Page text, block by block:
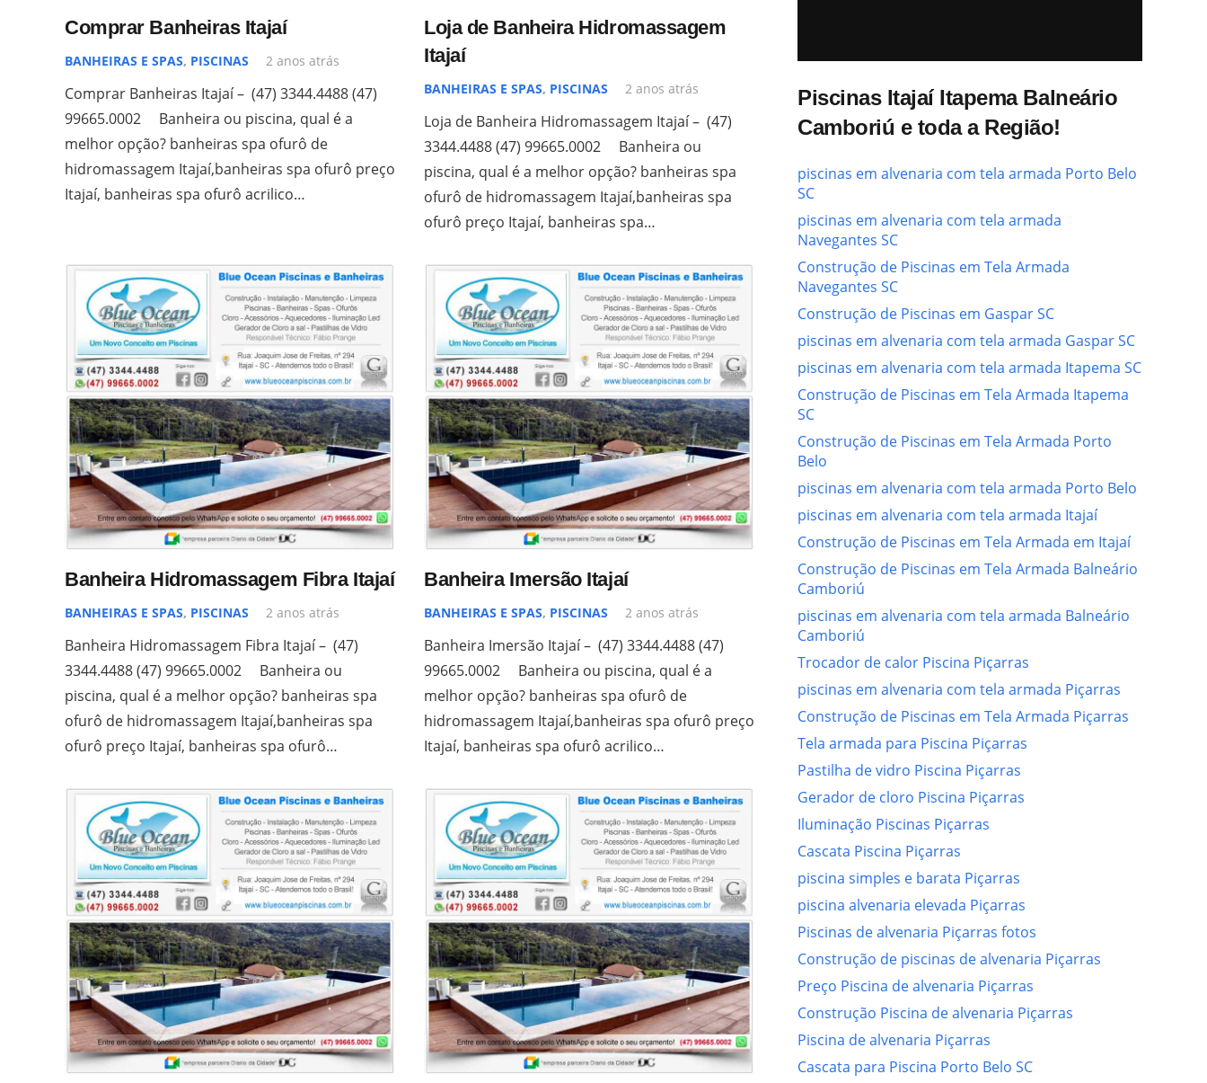
Comprar Banheiras Itajaí
BANHEIRAS E SPAS, PISCINAS 2 anos atrás
Comprar Banheiras Itajaí – (47) 3344.4488 (47)
99665.0002 Banheira ou piscina, qual é a
melhor opção? banheiras spa ofurô de
hidromassagem Itajaí,banheiras spa ofurô preço
Itajaí, banheiras spa ofurô acrilico…
Loja de Banheira Hidromassagem
Itajaí
BANHEIRAS E SPAS, PISCINAS 2 anos atrás
Loja de Banheira Hidromassagem Itajaí – (47)
3344.4488 (47) 99665.0002 Banheira ou
piscina, qual é a melhor opção? banheiras spa
ofurô de hidromassagem Itajaí,banheiras spa
ofurô preço Itajaí, banheiras spa…
Banheira Hidromassagem Fibra Itajaí
BANHEIRAS E SPAS, PISCINAS 2 anos atrás
Banheira Hidromassagem Fibra Itajaí – (47)
3344.4488 (47) 99665.0002 Banheira ou
piscina, qual é a melhor opção? banheiras spa
ofurô de hidromassagem Itajaí,banheiras spa
ofurô preço Itajaí, banheiras spa ofurô…
Banheira Imersão Itajaí
BANHEIRAS E SPAS, PISCINAS 2 anos atrás
Banheira Imersão Itajaí – (47) 3344.4488 (47)
99665.0002 Banheira ou piscina, qual é a
melhor opção? banheiras spa ofurô de
hidromassagem Itajaí,banheiras spa ofurô preço
Itajaí, banheiras spa ofurô acrilico…
Piscinas Itajaí Itapema Balneário
Camboriú e toda a Região!
piscinas em alvenaria com tela armada Porto Belo
SC
piscinas em alvenaria com tela armada
Navegantes SC
Construção de Piscinas em Tela Armada
Navegantes SC
Construção de Piscinas em Gaspar SC
piscinas em alvenaria com tela armada Gaspar SC
piscinas em alvenaria com tela armada Itapema SC
Construção de Piscinas em Tela Armada Itapema
SC
Construção de Piscinas em Tela Armada Porto
Belo
piscinas em alvenaria com tela armada Porto Belo
piscinas em alvenaria com tela armada Itajaí
Construção de Piscinas em Tela Armada em Itajaí
Construção de Piscinas em Tela Armada Balneário
Camboriú
piscinas em alvenaria com tela armada Balneário
Camboriú
Trocador de calor Piscina Piçarras
piscinas em alvenaria com tela armada Piçarras
Construção de Piscinas em Tela Armada Piçarras
Tela armada para Piscina Piçarras
Pastilha de vidro Piscina Piçarras
Gerador de cloro Piscina Piçarras
Iluminação Piscinas Piçarras
Cascata Piscina Piçarras
piscina simples e barata Piçarras
piscina alvenaria elevada Piçarras
Piscinas de alvenaria Piçarras fotos
Construção de piscinas de alvenaria Piçarras
Preço Piscina de alvenaria Piçarras
Construção Piscina de alvenaria Piçarras
Piscina de alvenaria Piçarras
Cascata para Piscina Porto Belo SC